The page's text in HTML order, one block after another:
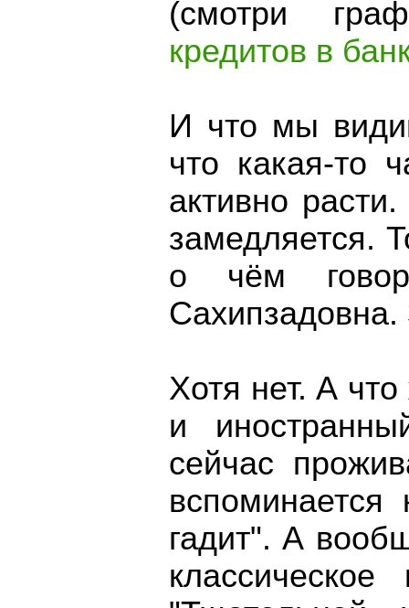
(смотри
кредитов в
И что мы
что какая-то
активно
замедляется.
о чём
Сахипзадовна.
Хотя нет. А
и
сейчас
вспоминается
гадит". А